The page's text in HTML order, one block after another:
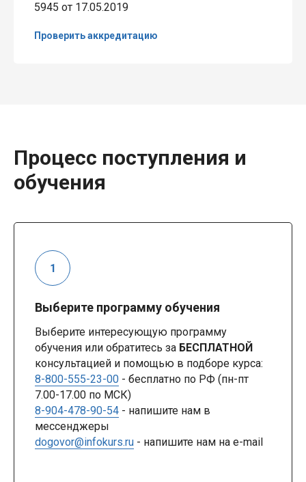
5945 от 17.05.2019
Проверить аккредитацию
Процесс поступления и
обучения
Выберите программу обучения
Выберите интересующую программу
обучения или обратитесь за БЕСПЛАТНОЙ
консультацией и помощью в подборе курса:
8-800-555-23-00 - бесплатно по РФ (пн-пт
7.00-17.00 по МСК)
8-904-478-90-54 - напишите нам в
мессенджеры
dogovor@infokurs.ru - напишите нам на e-mail